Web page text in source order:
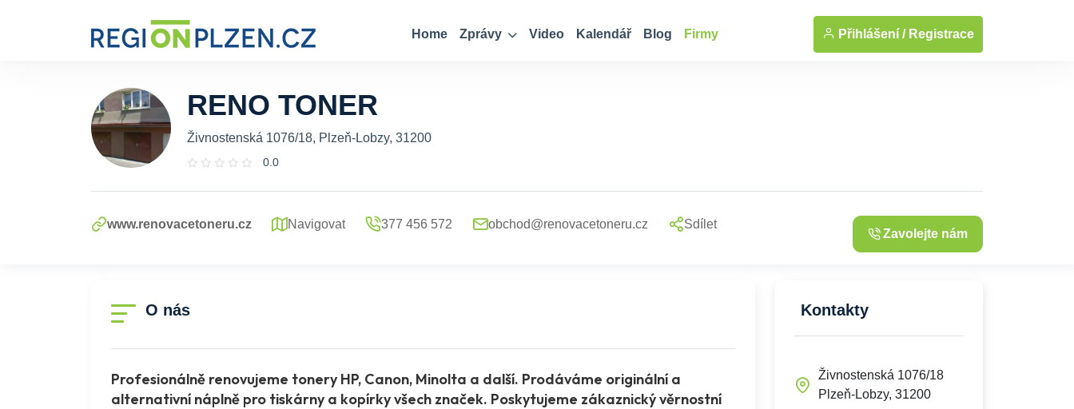
Home Zprávy Video Kalendář Blog Firmy Přihlášení / Registrace
... Zobrazit fotografie
RENO TONER
Živnostenská 1076/18, Plzeň-Lobzy, 31200
0.0
www.renovacetoneru.cz Navigovat 377 456 572 obchod@renovacetoneru.cz Sdílet
Zavolejte nám
O nás
Profesionálně renovujeme tonery HP, Canon, Minolta a další. Prodáváme originální a
alternativní náplně pro tiskárny a kopírky všech značek. Poskytujeme zákaznický věrnostní
Kontakty
Živnostenská 1076/18
Plzeň-Lobzy, 31200